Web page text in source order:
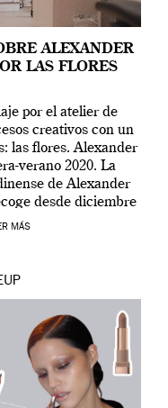
ALEXANDER
LAS FLORES
por el atelier de
creativos con un
las flores. Alexander
verano 2020. La
de Alexander
desde diciembre
abril […]
MÁS